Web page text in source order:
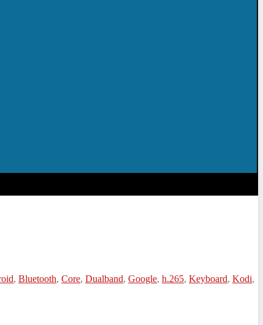
, Bluetooth, Core, Dualband, Google, h.265, Keyboard, Kodi,